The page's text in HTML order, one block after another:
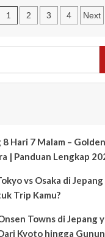
Posts
1 2 3 4 Next
Hari 7 Malam –
| Panduan Lengkap
vs Osaka di
Trip Kamu?
Towns di Jepang
Kyoto hingga